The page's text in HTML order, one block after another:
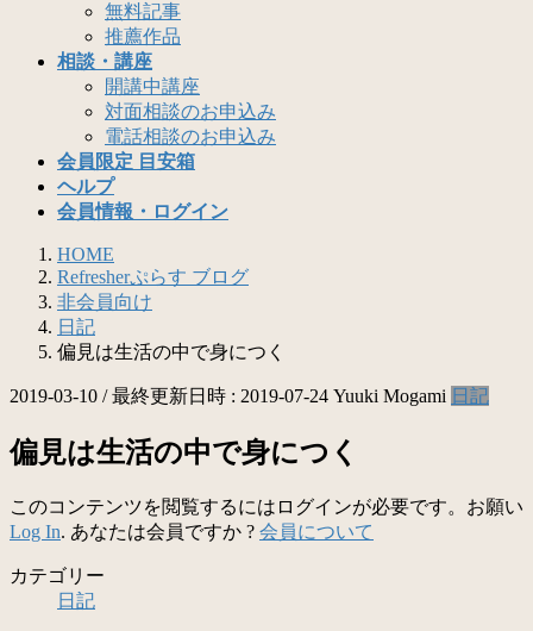
無料記事
推薦作品
相談・講座
開講中講座
対面相談のお申込み
電話相談のお申込み
会員限定 目安箱
ヘルプ
会員情報・ログイン
HOME
Refresherぷらす ブログ
非会員向け
日記
偏見は生活の中で身につく
2019-03-10 / 最終更新日時 : 2019-07-24 Yuuki Mogami 日記
偏見は生活の中で身につく
このコンテンツを閲覧するにはログインが必要です。お願い
Log In. あなたは会員ですか ? 会員について
カテゴリー
日記